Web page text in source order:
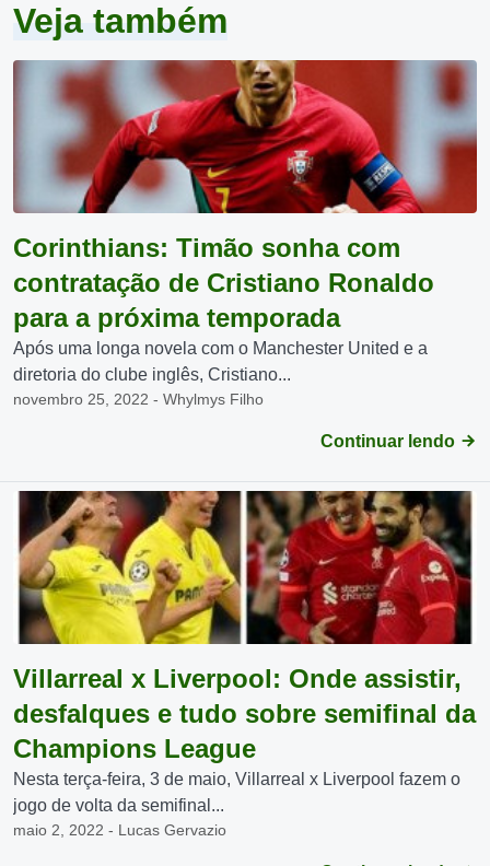
Veja também
Corinthians: Timão sonha com
contratação de Cristiano Ronaldo
para a próxima temporada
Após uma longa novela com o Manchester United e a
diretoria do clube inglês, Cristiano...
novembro 25, 2022 - Whylmys Filho
Continuar lendo
Villarreal x Liverpool: Onde assistir,
desfalques e tudo sobre semifinal da
Champions League
Nesta terça-feira, 3 de maio, Villarreal x Liverpool fazem o
jogo de volta da semifinal...
maio 2, 2022 - Lucas Gervazio